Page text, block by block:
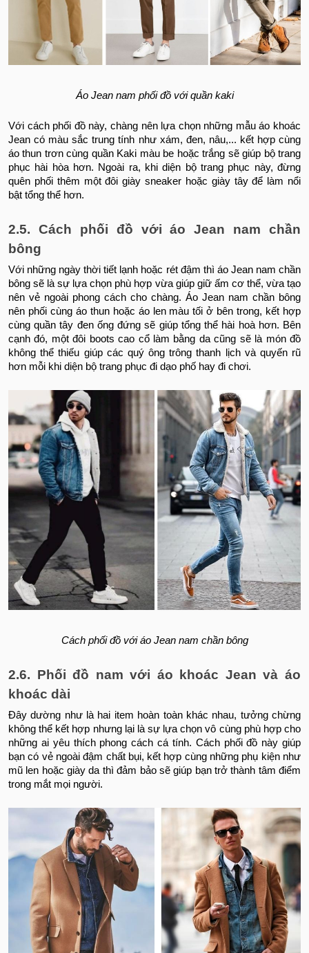
Áo Jean nam phối đồ với quần kaki
Với cách phối đồ này, chàng nên lựa chọn những mẫu áo khoác
Jean có màu sắc trung tính như xám, đen, nâu,... kết hợp cùng
áo thun trơn cùng quần Kaki màu be hoặc trắng sẽ giúp bộ trang
phục hài hòa hơn. Ngoài ra, khi diện bộ trang phục này, đừng
quên phối thêm một đôi giày sneaker hoặc giày tây để làm nổi
bật tổng thể hơn.
2.5. Cách phối đồ với áo Jean nam chần
bông
Với những ngày thời tiết lạnh hoặc rét đậm thì áo Jean nam chần
bông sẽ là sự lựa chọn phù hợp vừa giúp giữ ấm cơ thể, vừa tạo
nên vẻ ngoài phong cách cho chàng. Áo Jean nam chần bông
nên phối cùng áo thun hoặc áo len màu tối ở bên trong, kết hợp
cùng quần tây đen ống đứng sẽ giúp tổng thể hài hoà hơn. Bên
cạnh đó, một đôi boots cao cổ làm bằng da cũng sẽ là món đồ
không thể thiếu giúp các quý ông trông thanh lịch và quyến rũ
hơn mỗi khi diện bộ trang phục đi dạo phố hay đi chơi.
Cách phối đồ với áo Jean nam chần bông
2.6. Phối đồ nam với áo khoác Jean và áo
khoác dài
Đây dường như là hai item hoàn toàn khác nhau, tưởng chừng
không thể kết hợp nhưng lại là sự lựa chọn vô cùng phù hợp cho
những ai yêu thích phong cách cá tính. Cách phối đồ này giúp
bạn có vẻ ngoài đậm chất bụi, kết hợp cùng những phụ kiện như
mũ len hoặc giày da thì đảm bảo sẽ giúp bạn trở thành tâm điểm
trong mắt mọi người.